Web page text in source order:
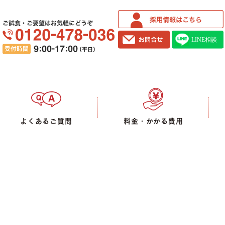
ご試食・ご要望はお気軽にどうぞ
よくあるご質問 料金・かかる費用